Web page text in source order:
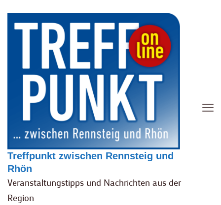
Treffpunkt zwischen Rennsteig und
Rhön
Veranstaltungstipps und Nachrichten aus der
Region